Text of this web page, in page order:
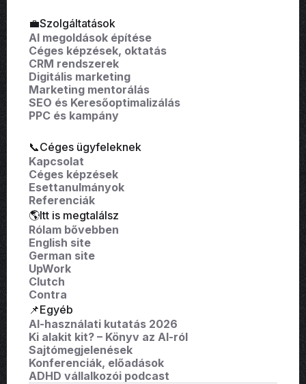
💼Szolgáltatások
AI megoldások építése
Céges képzések, oktatás
CRM rendszerek
Digitális marketing
Marketing mentorálás
SEO és Keresőoptimalizálás
PPC és kampány
📞Céges ügyfeleknek
Kapcsolat
Céges képzések
Esettanulmányok
Referenciák
🌎Itt is megtalálsz
Rólam bővebben
English site
German site
UpWork
Clutch
Contra
📌Egyéb
AI-használati kutatás 2026
Ki alakit kit? – Könyv az AI-ról
Sajtómegjelenések
Konferenciák, előadások
ADHD vállalkozói podcast